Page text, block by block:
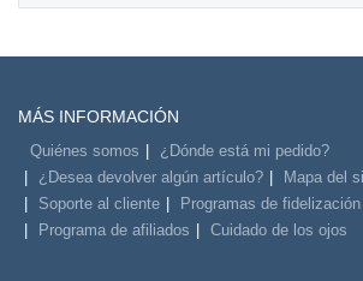
MÁS INFORMACIÓN
Quiénes somos
¿Dónde está mi pedido?
¿Desea devolver algún artículo?
Mapa del
Soporte al cliente
Programas de fidelización
Programa de afiliados
Cuidado de los ojos